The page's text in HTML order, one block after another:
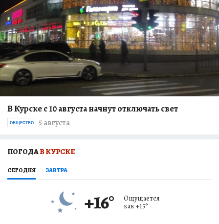
В Курске с 10 августа начнут отключать свет
5 августа
ОБЩЕСТВО
ПОГОДАВ КУРСКЕ
СЕГОДНЯ ЗАВТРА
+16°
Ощущается
как+15°